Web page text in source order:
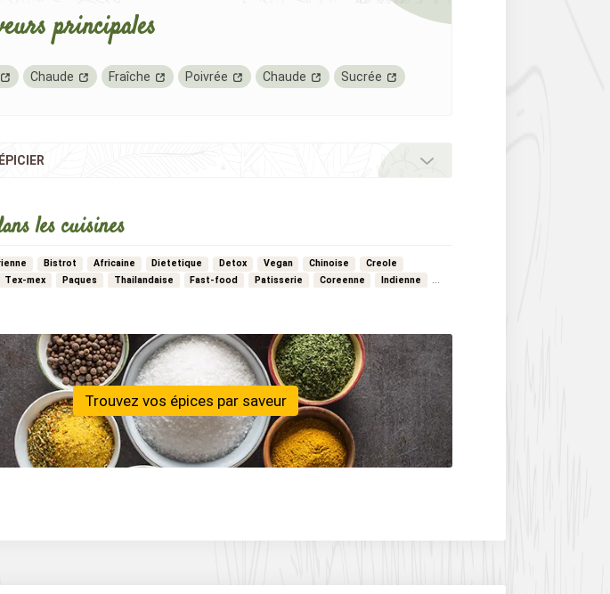
principales
Chaude Fraîche Poivrée Chaude Sucrée
les cuisines
Bistrot Africaine Dietetique Detox Vegan Chinoise
Creole
Tex-mex Paques Thailandaise Fast-food Patisserie Coreenne
Indienne
Trouvez vos épices par saveur